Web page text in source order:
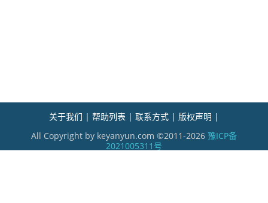
关于我们 | 帮助列表 | 联系方式 | 版权声明 |
All Copyright by keyanyun.com ©2011-2026 豫ICP备
2021005311号